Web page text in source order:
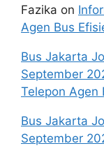
Fazika on
Agen Bus
Bus Jakarta
September
Telepon Agen
Bus Jakarta
September